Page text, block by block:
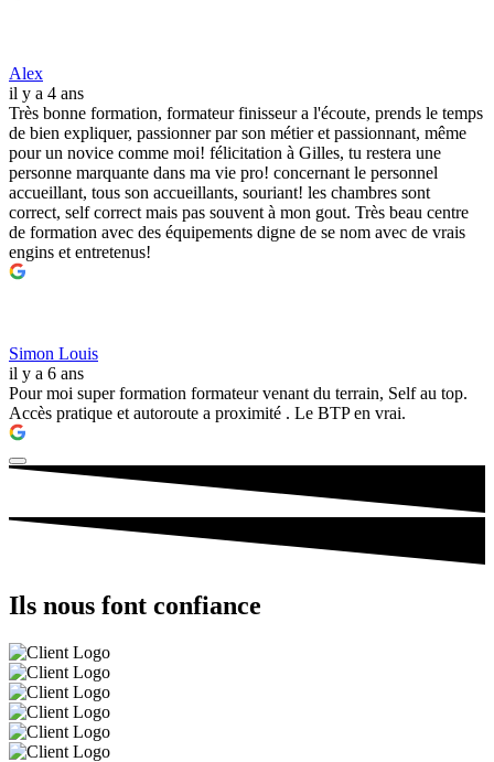
Alex
il y a 4 ans
Très bonne formation, formateur finisseur a l'écoute, prends le temps
de bien expliquer, passionner par son métier et passionnant, même
pour un novice comme moi! félicitation à Gilles, tu restera une
personne marquante dans ma vie pro! concernant le personnel
accueillant, tous son accueillants, souriant! les chambres sont
correct, self correct mais pas souvent à mon gout. Très beau centre
de formation avec des équipements digne de se nom avec de vrais
engins et entretenus!
Simon Louis
il y a 6 ans
Pour moi super formation formateur venant du terrain, Self au top.
Accès pratique et autoroute a proximité . Le BTP en vrai.
Ils nous font confiance